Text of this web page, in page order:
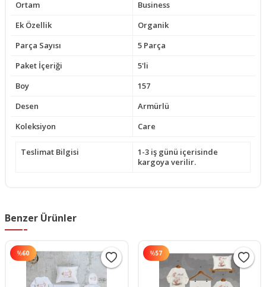
Ortam
Business
Ek Özellik
Organik
Parça Sayısı
5 Parça
Paket İçeriği
5'li
Boy
157
Desen
Armürlü
Koleksiyon
Care
Teslimat Bilgisi
1-3 iş günü içerisinde
kargoya verilir.
Benzer Ürünler
%60 %57